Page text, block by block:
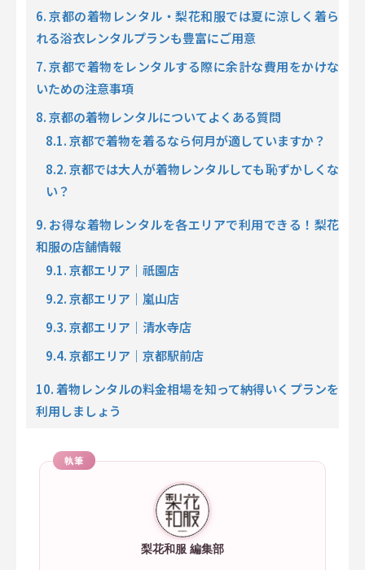
6. 京都の着物レンタル・梨花和服では夏に涼しく着ら
れる浴衣レンタルプランも豊富にご用意
7. 京都で着物をレンタルする際に余計な費用をかけな
いための注意事項
8.京都の着物レンタルについてよくある質問
8.1.京都で着物を着るなら何月が適していますか？
8.2.京都では大人が着物レンタルしても恥ずかしくな
い？
9. お得な着物レンタルを各エリアで利用できる！梨花
和服の店舗情報
9.1. 京都エリア｜祇園店
9.2. 京都エリア｜嵐山店
9.3. 京都エリア｜清水寺店
9.4. 京都エリア｜京都駅前店
10. 着物レンタルの料金相場を知って納得いくプランを
利用しましょう
執筆
梨花和服 編集部